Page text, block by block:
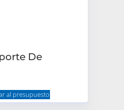
De
al presupuesto